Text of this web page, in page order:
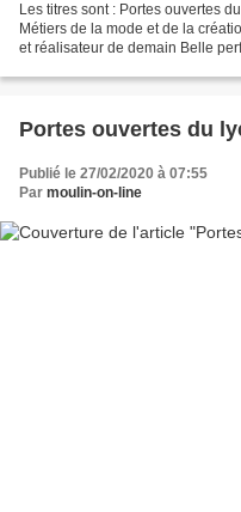
Les titres sont : Portes ouvertes
Métiers de la mode et de la
et réalisateur de demain Belle
Portes ouvertes du
Publié le 27/02/2020 à 07:55
Par moulin-on-line